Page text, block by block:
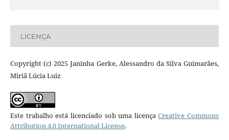
LICENÇA
Copyright (c) 2025 Janinha Gerke, Alessandro da Silva Guimarães,
Miriã Lúcia Luiz
Este trabalho está licenciado sob uma licençaCreative Commons
Attribution 4.0 International License.